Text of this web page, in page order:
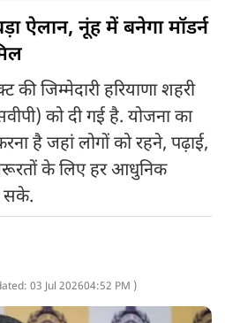
ऐलान, नूंह में बनेगा मॉडर्न
जिम्मेदारी हरियाणा शहरी
को दी गई है. योजना का
है जहां लोगों को रहने, पढ़ाई,
के लिए हर आधुनिक
सके.
03 Jul 202604:52 PM )